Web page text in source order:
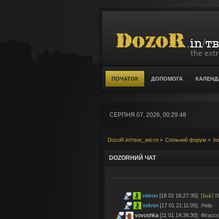
ПОЧАТОК ДОПОМОГА
СЕРПНЯ 07, 2026, 00:29:48
DozoR.in/твоє_місто» Спільний форум »
DOZORНИЙ ЧАТ
velvon [18 02 16:27:35]: [link]
velvon [17 01 21:11:05]: /help
vovoshka [11 01 14:36:30]: